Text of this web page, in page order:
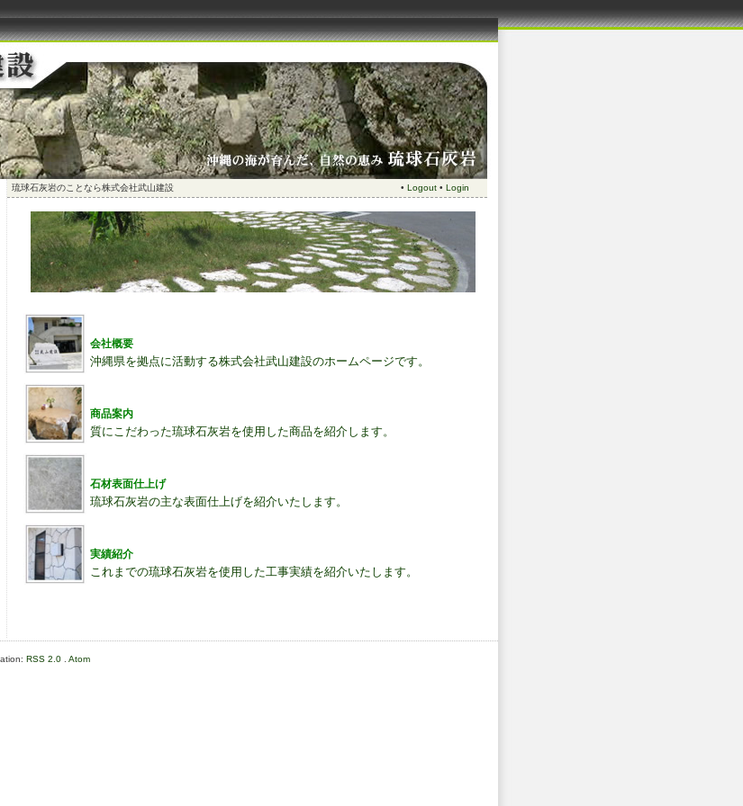
琉球石灰岩のことなら株式会社武山建設 • Logout • Login
会社概要
沖縄県を拠点に活動する株式会社武山建設のホームページです。
商品案内
質にこだわった琉球石灰岩を使用した商品を紹介します。
石材表面仕上げ
琉球石灰岩の主な表面仕上げを紹介いたします。
実績紹介
これまでの琉球石灰岩を使用した工事実績を紹介いたします。
RSS 2.0
Atom